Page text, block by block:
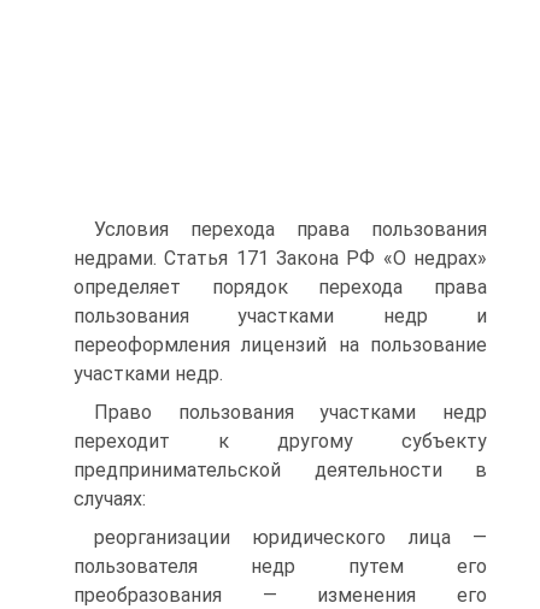
Условия перехода права пользования
недрами. Статья 171 Закона РФ «О недрах»
определяет порядок перехода права
пользования участками недр и
переоформления лицензий на пользование
участками недр.
Право пользования участками недр
переходит к другому субъекту
предпринимательской деятельности в
случаях:
реорганизации юридического лица —
пользователя недр путем его
преобразования — изменения его